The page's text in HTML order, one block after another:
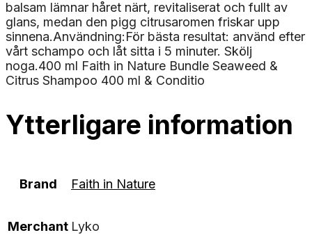
balsam lämnar håret närt, revitaliserat och fullt av
glans, medan den pigg citrusaromen friskar upp
sinnena.Användning:För bästa resultat: använd efter
vårt schampo och låt sitta i 5 minuter. Skölj
noga.400 ml Faith in Nature Bundle Seaweed &
Citrus Shampoo 400 ml & Conditio
Ytterligare information
Brand Faith in Nature
Merchant Lyko